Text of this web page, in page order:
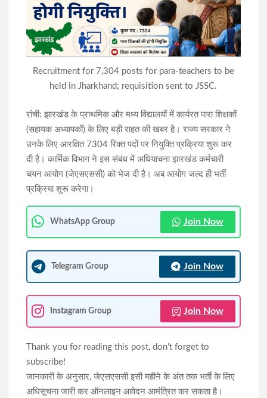
शादी का झांसा देकर दुष्कर्म करने का आरोपी मुंबई से गिरफ्तार, न्यायिक
हिरासत में भेजा गया
6.89 लाख मामले
Recruitment for 7,304 posts for para-teachers to be
held in Jharkhand; requisition sent to JSSC.
रांची: झारखंड के प्राथमिक और मध्य विद्यालयों में कार्यरत पारा शिक्षकों
(सहायक अध्यापकों) के लिए बड़ी राहत की खबर है। राज्य सरकार ने
उनके लिए आरक्षित 7304 रिक्त पदों पर नियुक्ति प्रक्रिया शुरू कर
दी है। कार्मिक विभाग ने इस संबंध में अधियाचना झारखंड कर्मचारी
चयन आयोग (जेएसएससी) को भेज दी है। अब आयोग जल्द ही भर्ती
प्रक्रिया शुरू करेगा।
WhatsApp Group Join Now
Telegram Group Join Now
Instagram Group Join Now
Thank you for reading this post, don't forget to
subscribe!
जानकारी के अनुसार, जेएसएससी इसी महीने के अंत तक भर्ती के लिए
अधिसूचना जारी कर ऑनलाइन आवेदन आमंत्रित कर सकता है।